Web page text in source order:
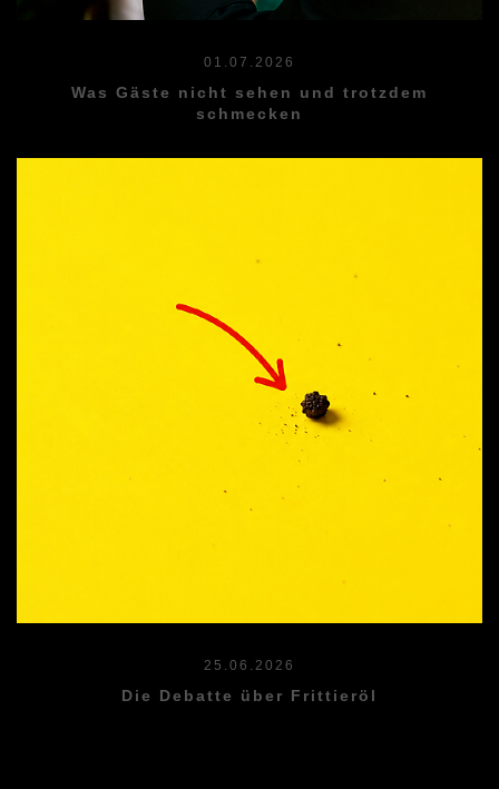
01.07.2026
Was Gäste nicht sehen und trotzdem
schmecken
25.06.2026
Die Debatte über Frittieröl